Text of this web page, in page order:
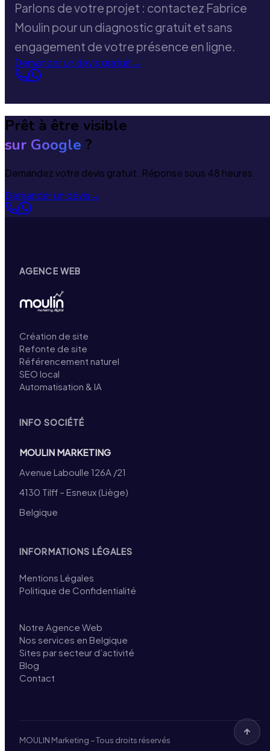
Parlons de votre projet : contactez Fabrice
Moulin pour un diagnostic gratuit et sans
engagement de votre présence en ligne.
Demander un devis gratuit→
Prêt à être visible
sur Google ?
Demandez votre devis gratuit. Réponse sous 48 heures.
Demander un devis→
AGENCE WEB
Création de site
Refonte de site
Référencement naturel
SEO local
Automatisation & IA
INFO SOCIÉTÉ
MOULIN MARKETING
Avenue Laboulle 126A /21
4130 Tilff – Esneux (Liège)
Belgique
INFORMATIONS LÉGALES
Mentions Légales
Politique de Confidentialité
Notre Agence Web
Nos services en Belgique
Sites par secteur d’activité
Blog
Contact
MOULIN Marketing – Tous droits réservés